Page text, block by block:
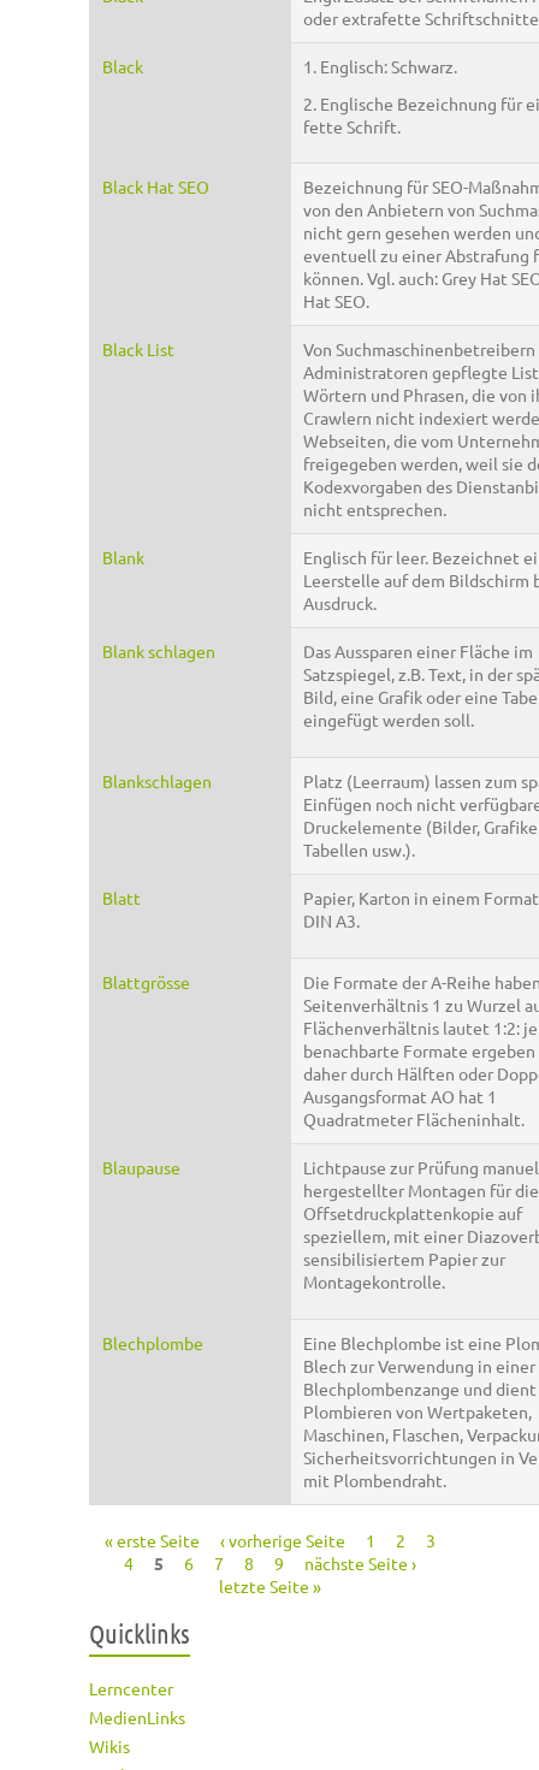
oder extrafette
Black
1. Englisch: Schwarz.
2. Englische Bezeichnung für
fette Schrift.
Black Hat SEO
Bezeichnung für SEO-
von den Anbietern von
nicht gern gesehen werden
eventuell zu einer Abstrafung
können. Vgl. auch: Grey Hat
Hat SEO.
Black List
Von
Administratoren gepflegte
Wörtern und Phrasen, die von
Crawlern nicht indexiert
Webseiten, die vom
freigegeben werden, weil sie
Kodexvorgaben des
nicht entsprechen.
Blank
Englisch für leer. Bezeichnet
Leerstelle auf dem Bildschirm
Ausdruck.
Blank schlagen
Das Aussparen einer Fläche im
Satzspiegel, z.B. Text, in der
Bild, eine Grafik oder eine
eingefügt werden soll.
Blankschlagen
Platz (Leerraum) lassen zum
Einfügen noch nicht
Druckelemente (Bilder,
Tabellen usw.).
Blatt
Papier, Karton in einem
DIN A3.
Blattgrösse
Die Formate der A-Reihe
Seitenverhältnis 1 zu Wurzel
Flächenverhältnis lautet 1:2:
benachbarte Formate ergeben
daher durch Hälften oder
Ausgangsformat AO hat 1
Quadratmeter Flächeninhalt.
Blaupause
Lichtpause zur Prüfung
hergestellter Montagen für die
Offsetdruckplattenkopie auf
speziellem, mit einer
sensibilisiertem Papier zur
Montagekontrolle.
Blechplombe
Eine Blechplombe ist eine
Blech zur Verwendung in einer
Blechplombenzange und
Plombieren von Wertpaketen,
Maschinen, Flaschen,
Sicherheitsvorrichtungen in
mit Plombendraht.
Seiten
« erste Seite ‹ vorherige Seite 1 2
3
4
5 6 7 8 9
nächste Seite ›
letzte Seite »
Quicklinks
Lerncenter
MedienLinks
Wikis